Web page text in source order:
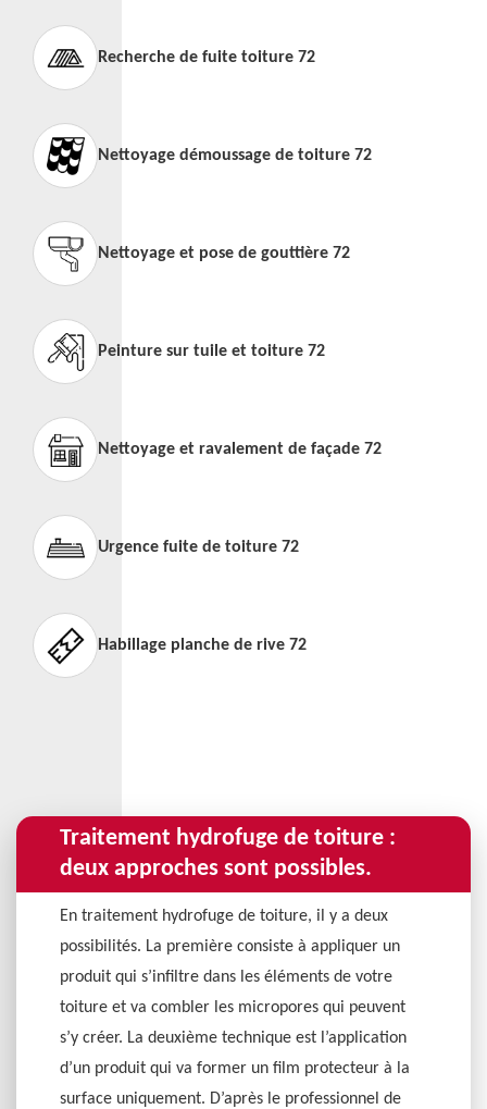
Recherche de fuite toiture 72
Nettoyage démoussage de toiture 72
Nettoyage et pose de gouttière 72
Peinture sur tuile et toiture 72
Nettoyage et ravalement de façade 72
Urgence fuite de toiture 72
Habillage planche de rive 72
Traitement hydrofuge de toiture :
deux approches sont possibles.
En traitement hydrofuge de toiture, il y a deux
possibilités. La première consiste à appliquer un
produit qui s’infiltre dans les éléments de votre
toiture et va combler les micropores qui peuvent
s’y créer. La deuxième technique est l’application
d’un produit qui va former un film protecteur à la
surface uniquement. D’après le professionnel de